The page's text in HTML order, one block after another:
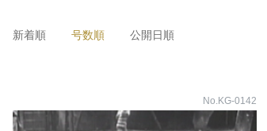
新着順 号数順 公開日順
No.KG-0142